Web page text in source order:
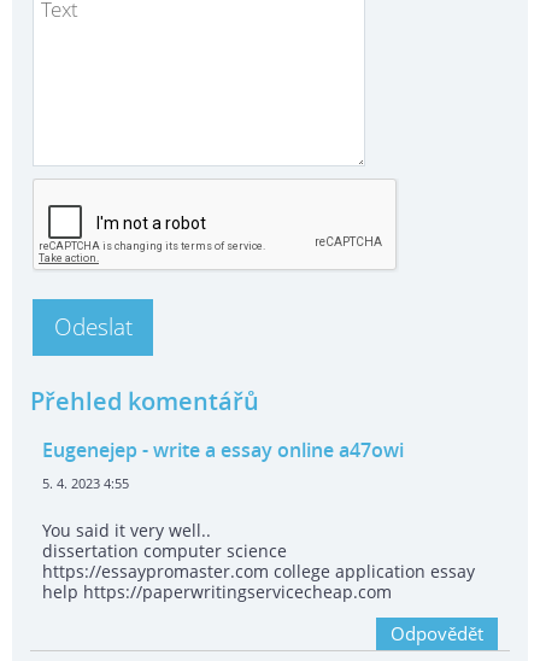
Přehled komentářů
Eugenejep - write a essay online a47owi
5. 4. 2023 4:55
You said it very well..
dissertation computer science
https://essaypromaster.com college application essay
help https://paperwritingservicecheap.com
Odpovědět